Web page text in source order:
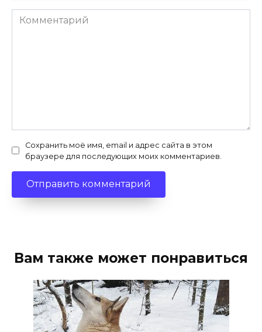
Комментарий
Сохранить моё имя, email и адрес сайта в этом
браузере для последующих моих комментариев.
Вам также может понравиться